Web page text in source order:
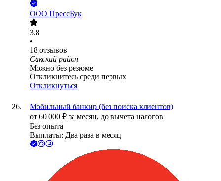
ООО ПрессБук
3.8
•
18 отзывов
Сакский район
Можно без резюме
Откликнитесь среди первых
Откликнуться
Мобильный банкир (без поиска клиентов)
от 60 000 ₽ за месяц, до вычета налогов
Без опыта
Выплаты: Два раза в месяц